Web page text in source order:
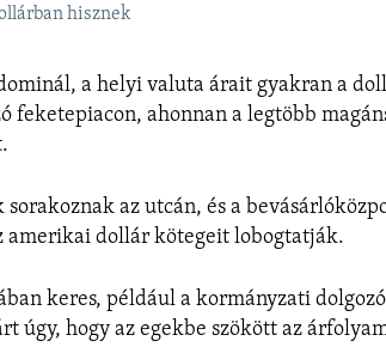
hisznek
a helyi valuta árait gyakran a
feketepiacon, ahonnan a legtöbb
az utcán, és a
amerikai dollár kötegeit lobogtatják.
keres, például a kormányzati
úgy, hogy az egekbe szökött az